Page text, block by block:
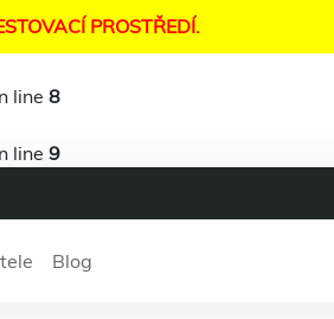
line 8
line 9
PROSTŘEDÍ.
Blog